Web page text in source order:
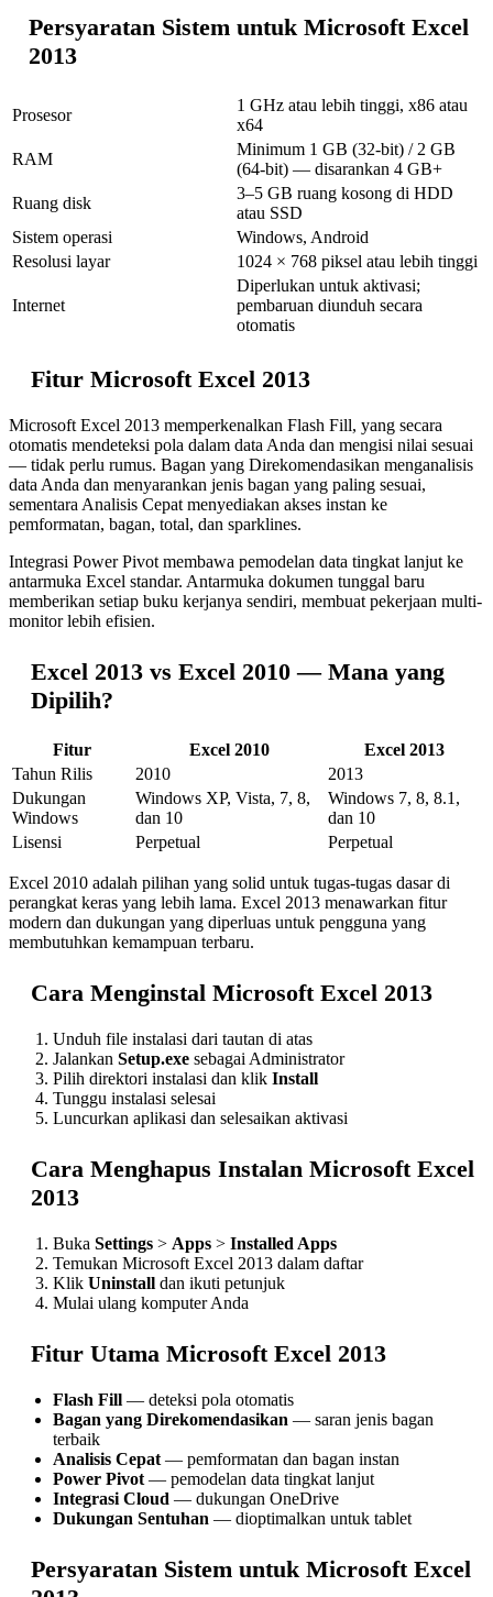
Persyaratan Sistem untuk Microsoft Excel
2013
Prosesor
1 GHz atau lebih tinggi, x86 atau
x64
RAM
Minimum 1 GB (32-bit) / 2 GB
(64-bit) — disarankan 4 GB+
Ruang disk
3–5 GB ruang kosong di HDD
atau SSD
Sistem operasi
Windows, Android
Resolusi layar
1024 × 768 piksel atau lebih tinggi
Internet
Diperlukan untuk aktivasi;
pembaruan diunduh secara
otomatis
Fitur Microsoft Excel 2013
Microsoft Excel 2013 memperkenalkan Flash Fill, yang secara
otomatis mendeteksi pola dalam data Anda dan mengisi nilai sesuai
— tidak perlu rumus. Bagan yang Direkomendasikan menganalisis
data Anda dan menyarankan jenis bagan yang paling sesuai,
sementara Analisis Cepat menyediakan akses instan ke
pemformatan, bagan, total, dan sparklines.
Integrasi Power Pivot membawa pemodelan data tingkat lanjut ke
antarmuka Excel standar. Antarmuka dokumen tunggal baru
memberikan setiap buku kerjanya sendiri, membuat pekerjaan multi-
monitor lebih efisien.
Excel 2013 vs Excel 2010 — Mana yang
Dipilih?
Fitur Excel 2010
Excel 2013
Tahun Rilis
2010
2013
Dukungan
Windows
Windows XP, Vista, 7, 8,
dan 10
Windows 7, 8, 8.1,
dan 10
Lisensi
Perpetual Perpetual
Excel 2010 adalah pilihan yang solid untuk tugas-tugas dasar di
perangkat keras yang lebih lama. Excel 2013 menawarkan fitur
modern dan dukungan yang diperluas untuk pengguna yang
membutuhkan kemampuan terbaru.
Cara Menginstal Microsoft Excel 2013
Unduh file instalasi dari tautan di atas
Jalankan Setup.exe sebagai Administrator
Pilih direktori instalasi dan klik Install
Tunggu instalasi selesai
Luncurkan aplikasi dan selesaikan aktivasi
Cara Menghapus Instalan Microsoft Excel
2013
Buka Settings > Apps > Installed Apps
Temukan Microsoft Excel 2013 dalam daftar
Klik Uninstall dan ikuti petunjuk
Mulai ulang komputer Anda
Fitur Utama Microsoft Excel 2013
Flash Fill — deteksi pola otomatis
Bagan yang Direkomendasikan — saran jenis bagan
terbaik
Analisis Cepat — pemformatan dan bagan instan
Power Pivot — pemodelan data tingkat lanjut
Integrasi Cloud — dukungan OneDrive
Dukungan Sentuhan — dioptimalkan untuk tablet
Persyaratan Sistem untuk Microsoft Excel